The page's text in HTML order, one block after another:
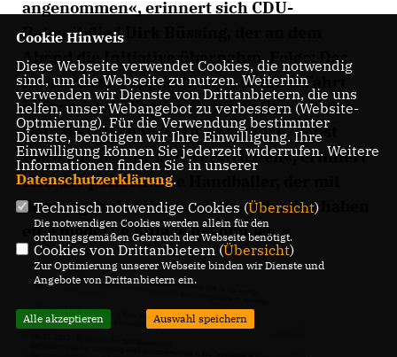
angenommen«, erinnert sich CDU-
Ratsmitglied Dirk Büssing, der an dem
Abend die Initiative übernahm. Folge: Das
Kunstrasen-Projekt konnte endlich Fahrt
aufnehmen. »Es war die letzte Chance, das
Geld im Haushalt 2014 zu sichern. Sonst
wäre wieder ein Jahr verstrichen«, erinnert
sich der passionierte Handballer, der mit
dem Ergebnis sehr zufrieden ist: »Wir haben
eine moderne Anlage bekommen.«
Cookie Hinweis
Diese Webseite verwendet Cookies, die notwendig
sind, um die Webseite zu nutzen. Weiterhin
verwenden wir Dienste von Drittanbietern, die uns
helfen, unser Webangebot zu verbessern (Website-
Optmierung). Für die Verwendung bestimmter
Dienste, benötigen wir Ihre Einwilligung. Ihre
Einwilligung können Sie jederzeit widerrufen. Weitere
Informationen finden Sie in unserer
Datenschutzerklärung.
Technisch notwendige Cookies (Übersicht)
Die notwendigen Cookies werden allein für den
ordnungsgemäßen Gebrauch der Webseite benötigt.
Cookies von Drittanbietern (Übersicht)
Zur Optimierung unserer Webseite binden wir Dienste und
Angebote von Drittanbietern ein.
Alle akzeptieren Auswahl speichern